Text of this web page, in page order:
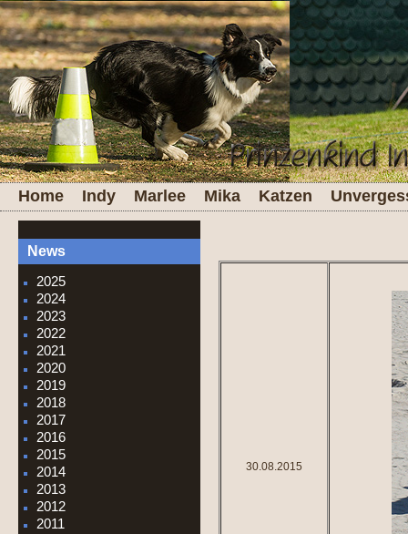
Home Indy Marlee Mika Katzen
News
2025
2024
2023
2022
2021
2020
2019
2018
2017
2016
2015
2014
2013
2012
2011
30.08.2015